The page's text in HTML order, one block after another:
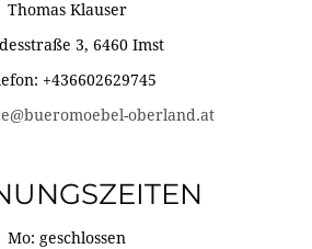
Thomas Klauser
3, 6460 Imst
+436602629745
oberland.at
Mo: geschlossen